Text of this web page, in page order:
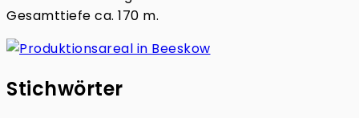
Gesamttiefe ca. 170 m.
Stichwörter